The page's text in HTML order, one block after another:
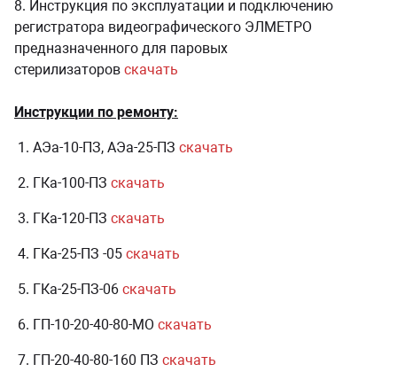
8. Инструкция по эксплуатации и подключению
регистратора видеографического ЭЛМЕТРО
предназначенного для паровых
стерилизаторов скачать
Инструкции по ремонту:
1. АЭа-10-ПЗ, АЭа-25-ПЗ скачать
2. ГКа-100-ПЗ скачать
3. ГКа-120-ПЗ скачать
4. ГКа-25-ПЗ -05 скачать
5. ГКа-25-ПЗ-06 скачать
6. ГП-10-20-40-80-МО скачать
7. ГП-20-40-80-160 ПЗ скачать